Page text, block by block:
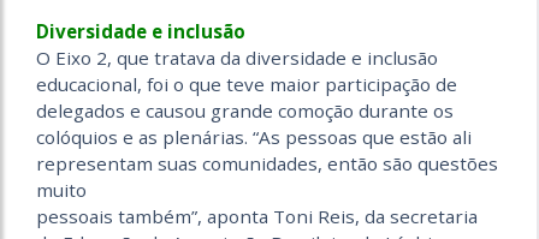
Diversidade e inclusão
O Eixo 2, que tratava da diversidade e inclusão
educacional, foi o que teve maior participação de
delegados e causou grande comoção durante os
colóquios e as plenárias. “As pessoas que estão ali
representam suas comunidades, então são questões
muito
pessoais também”, aponta Toni Reis, da secretaria